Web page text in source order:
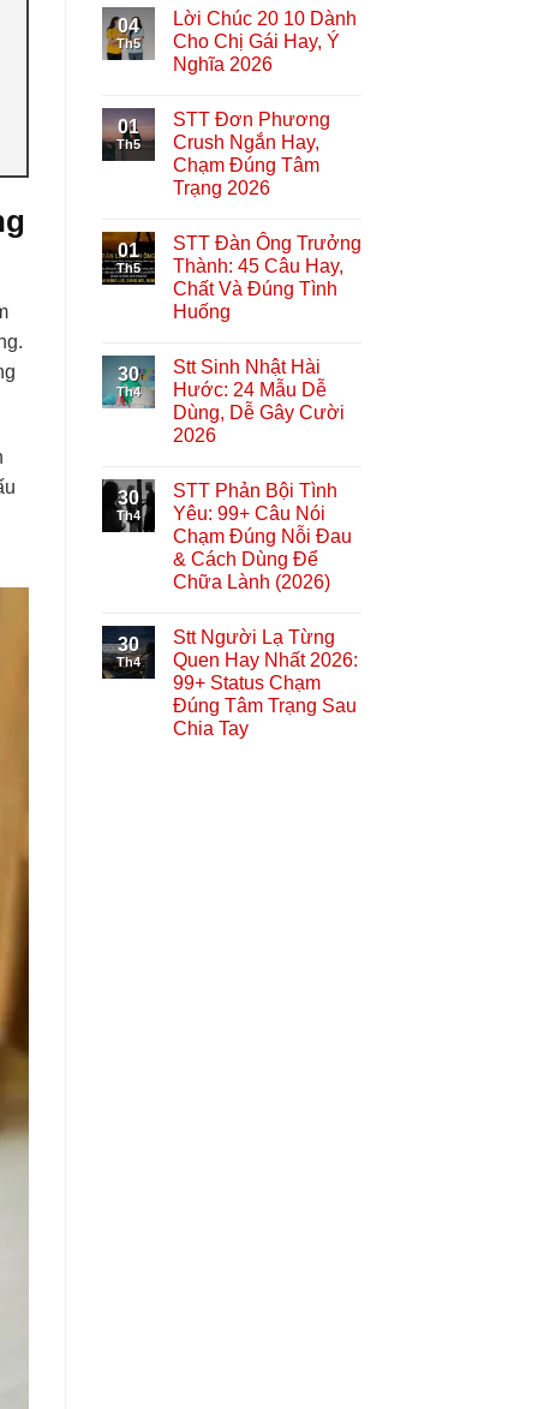
04
Th5
Lời Chúc 20 10 Dành
Cho Chị Gái Hay, Ý
Nghĩa 2026
01
Th5
STT Đơn Phương
Crush Ngắn Hay,
Chạm Đúng Tâm
Trạng 2026
01
Th5
STT Đàn Ông Trưởng
Thành: 45 Câu Hay,
Chất Và Đúng Tình
Huống
30
Th4
Stt Sinh Nhật Hài
Hước: 24 Mẫu Dễ
Dùng, Dễ Gây Cười
2026
30
Th4
STT Phản Bội Tình
Yêu: 99+ Câu Nói
Chạm Đúng Nỗi Đau
& Cách Dùng Để
Chữa Lành (2026)
30
Th4
Stt Người Lạ Từng
Quen Hay Nhất 2026:
99+ Status Chạm
Đúng Tâm Trạng Sau
Chia Tay